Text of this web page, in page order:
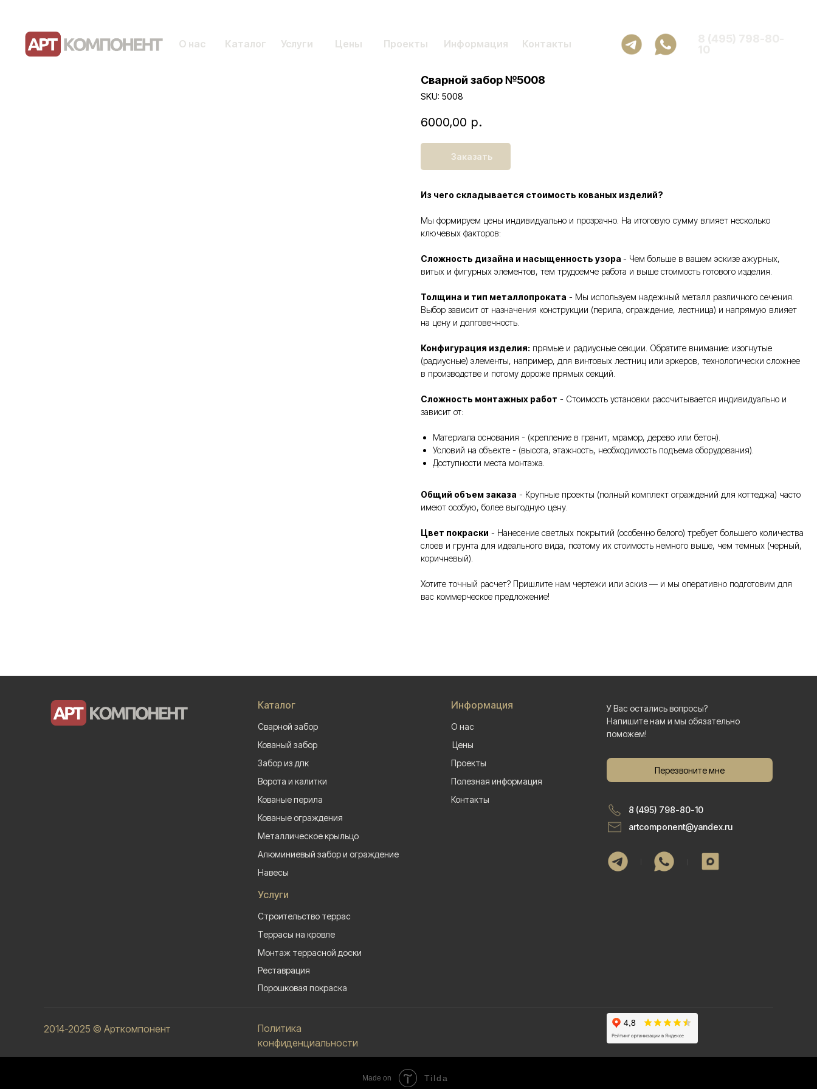
Проекты
Каталог Услуги Цены Контакты
О нас Информация
Сварной забор №5008
SKU: 5008
6000,00 р.
Заказать
Из чего складывается стоимость кованых изделий?
Мы формируем цены индивидуально и прозрачно. На итоговую сумму влияет несколько
ключевых факторов:
Сложность дизайна и насыщенность узора - Чем больше в вашем эскизе ажурных,
витых и фигурных элементов, тем трудоемче работа и выше стоимость готового изделия.
Толщина и тип металлопроката - Мы используем надежный металл различного сечения.
Выбор зависит от назначения конструкции (перила, ограждение, лестница) и напрямую влияет
на цену и долговечность.
Конфигурация изделия: прямые и радиусные секции. Обратите внимание: изогнутые
(радиусные) элементы, например, для винтовых лестниц или эркеров, технологически сложнее
в производстве и потому дороже прямых секций.
Сложность монтажных работ - Стоимость установки рассчитывается индивидуально и
зависит от:
Материала основания - (крепление в гранит, мрамор, дерево или бетон).
Условий на объекте - (высота, этажность, необходимость подъема оборудования).
Доступности места монтажа.
Общий объем заказа - Крупные проекты (полный комплект ограждений для коттеджа) часто
имеют особую, более выгодную цену.
Цвет покраски - Нанесение светлых покрытий (особенно белого) требует большего количества
слоев и грунта для идеального вида, поэтому их стоимость немного выше, чем темных (черный,
коричневый).
Хотите точный расчет? Пришлите нам чертежи или эскиз — и мы оперативно подготовим для
вас коммерческое предложение!
Каталог
Сварной забор
Кованый забор
Забор из дпк
Ворота и калитки
Металлическое крыльцо
Навесы
Алюминиевый забор и ограждение
Кованые ограждения
Кованые перила
Строительство террас
Террасы на кровле
Монтаж террасной доски
Реставрация
Порошковая покраска
Услуги
2014-2025 © Арткомпонент
Политика
конфиденциальности
Информация
О нас
Цены
Проекты
Полезная информация
Контакты
Перезвоните мне
У Вас остались вопросы?
Напишите нам и мы обязательно
поможем!
8 (495) 798-80-10
artcomponent@yandex.ru
Made on Tilda